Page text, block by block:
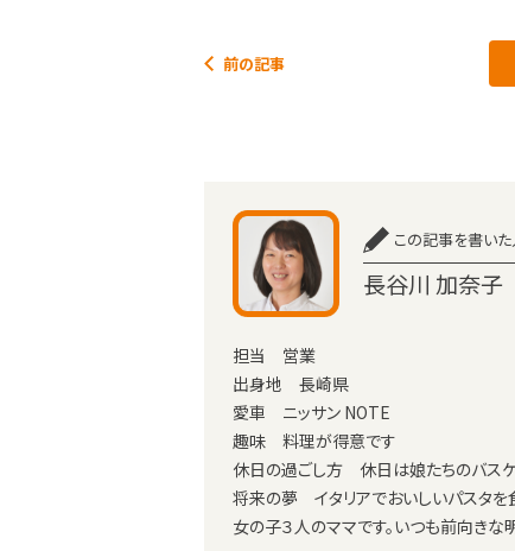
前の記事
この記事を書いた
長谷川 加奈子
担当 営業
出身地 長崎県
愛車 ニッサン NOTE
趣味 料理が得意です
休日の過ごし方 休日は娘たちのバスケ
将来の夢 イタリアでおいしいパスタを
女の子３人のママです。いつも前向きな